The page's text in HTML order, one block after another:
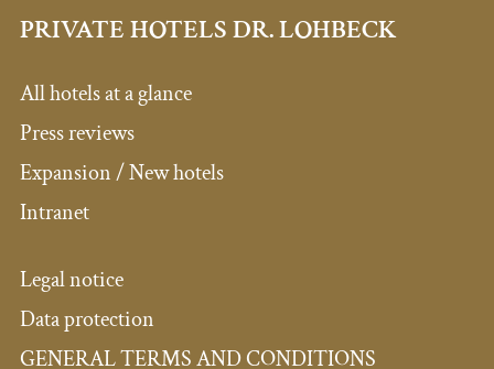
PRIVATE HOTELS DR. LOHBECK
All hotels at a glance
Press reviews
Expansion / New hotels
Intranet
Legal notice
Data protection
GENERAL TERMS AND CONDITIONS